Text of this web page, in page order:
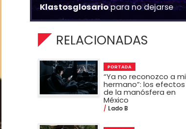
Klastosglosariopara no dejarse
RELACIONADAS
PORTADA
“Ya no reconozco a mi
hermano”: los efectos
de la manósfera en
México
Lado B